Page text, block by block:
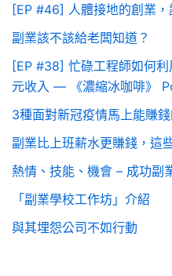
[EP #46] 人體接地的創業
副業該不該給老闆知道？
[EP #38] 忙碌工程師如何
元收入 — 《濃縮冰咖啡》
3種面對新冠疫情馬上能賺
副業比上班薪水更賺錢，這
熱情、技能、機會 – 成功副
「副業學校工作坊」介紹
與其埋怨公司不如行動